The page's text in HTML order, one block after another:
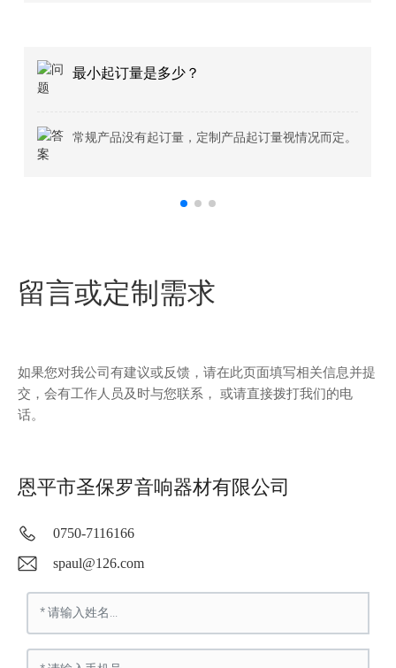
产品起订量视情况而定。
担。
留言或定制需求
如果您对我公司有建议或反馈，请在此页面填写相关信息并提
交，会有工作人员及时与您联系， 或请直接拨打我们的电
话。
恩平市圣保罗音响器材有限公司
0750-7116166
spaul@126.com